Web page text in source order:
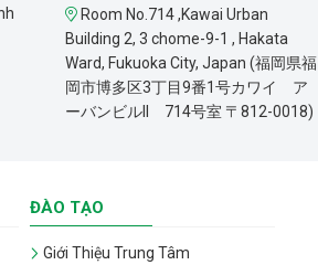
Room No.714 ,Kawai Urban
Building 2, 3 chome-9-1 , Hakata
Ward, Fukuoka City, Japan (福岡県福
岡市博多区3丁目9番1号カワイ ア
ーバンビルII 714号室 〒812-0018)
ĐÀO TẠO
Giới Thiệu Trung Tâm